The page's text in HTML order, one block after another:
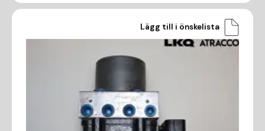
Lägg till i önskelista